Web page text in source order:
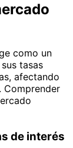
como un
tasas
afectando
Comprender
de interés